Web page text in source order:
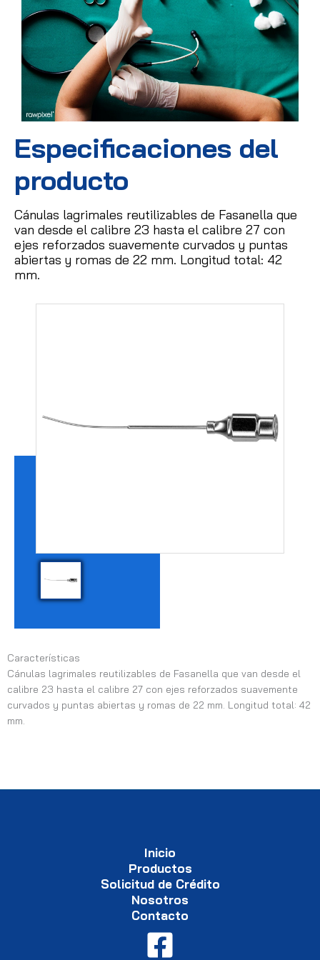
Especificaciones del
producto
Cánulas lagrimales reutilizables de Fasanella que
van desde el calibre 23 hasta el calibre 27 con
ejes reforzados suavemente curvados y puntas
abiertas y romas de 22 mm. Longitud total: 42
mm.
Características
Cánulas lagrimales reutilizables de Fasanella que van desde el
calibre 23 hasta el calibre 27 con ejes reforzados suavemente
curvados y puntas abiertas y romas de 22 mm. Longitud total: 42
mm.
Inicio
Productos
Solicitud de Crédito
Nosotros
Contacto